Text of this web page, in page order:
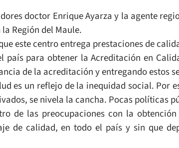
doctor Enrique Ayarza y la agente
Región del Maule.
este centro entrega prestaciones de
para obtener la Acreditación en
de la acreditación y entregando estos
es un reflejo de la inequidad social. Por
se nivela la cancha. Pocas políticas
de las preocupaciones con la
de calidad, en todo el país y sin que